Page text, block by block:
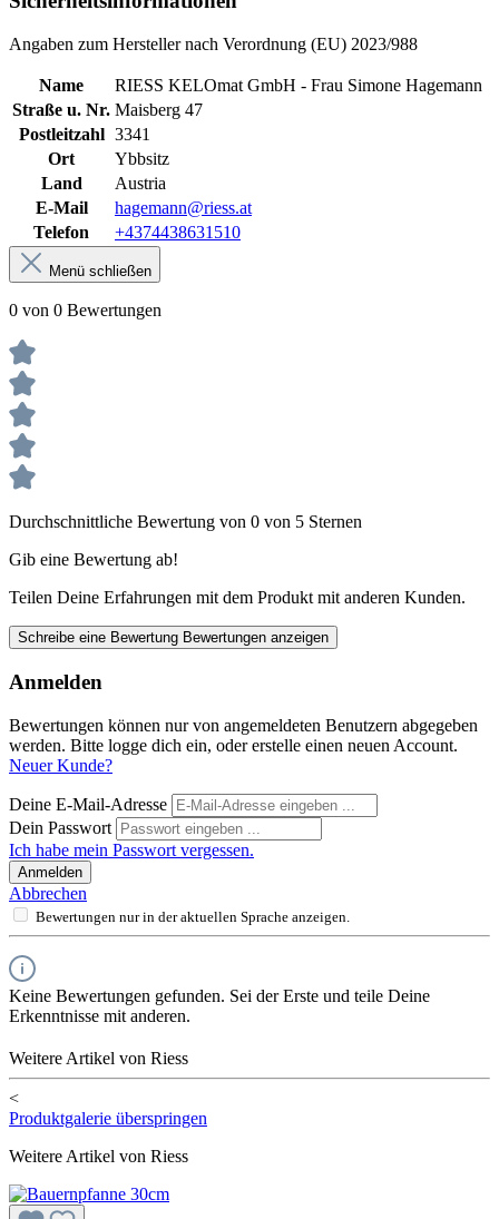
Angaben zum Hersteller nach Verordnung (EU) 2023/988
Name
RIESS KELOmat GmbH - Frau Simone Hagemann
Straße u. Nr. Maisberg 47
Postleitzahl 3341
Ort
Ybbsitz
Land
Austria
E-Mail
hagemann@riess.at
Telefon
+4374438631510
Menü schließen
0 von 0 Bewertungen
Durchschnittliche Bewertung von 0 von 5 Sternen
Gib eine Bewertung ab!
Teilen Deine Erfahrungen mit dem Produkt mit anderen Kunden.
Schreibe eine Bewertung Bewertungen anzeigen
Anmelden
Bewertungen können nur von angemeldeten Benutzern abgegeben
werden. Bitte logge dich ein, oder erstelle einen neuen Account.
Neuer Kunde?
Deine E-Mail-Adresse
Dein Passwort
Ich habe mein Passwort vergessen.
Anmelden
Abbrechen
Bewertungen nur in der aktuellen Sprache anzeigen.
Keine Bewertungen gefunden. Sei der Erste und teile Deine
Erkenntnisse mit anderen.
Weitere Artikel von Riess
<
Produktgalerie überspringen
Weitere Artikel von Riess